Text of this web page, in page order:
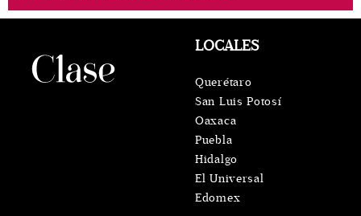
LOCALES
Querétaro
San Luis Potosí
Oaxaca
Puebla
Hidalgo
El Universal
Edomex